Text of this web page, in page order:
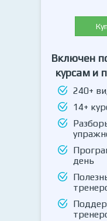
Включен
курсам и
240+
14+
день